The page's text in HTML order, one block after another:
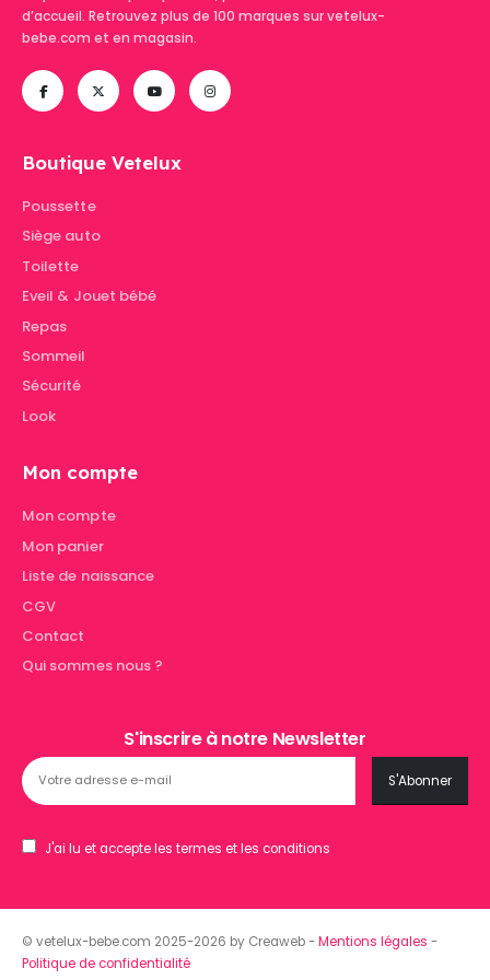
d’accueil. Retrouvez plus de 100 marques sur vetelux-
bebe.com et en magasin.
Boutique Vetelux
Poussette
Siège auto
Toilette
Eveil & Jouet bébé
Repas
Sommeil
Sécurité
Look
Mon compte
Mon compte
Mon panier
Liste de naissance
CGV
Contact
Qui sommes nous ?
S'inscrire à notre Newsletter
J'ai lu et accepte les termes et les conditions
© vetelux-bebe.com 2025-2026 by Creaweb -Mentions légales -
Politique de confidentialité